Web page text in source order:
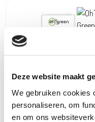
Deze website maakt
We gebruiken cookies
personaliseren, om
en om ons
Oh'Green
Houtchips natuur 60l